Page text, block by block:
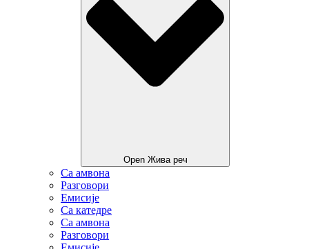
Open Жива реч
Са амвона
Разговори
Емисије
Са катедре
Са амвона
Разговори